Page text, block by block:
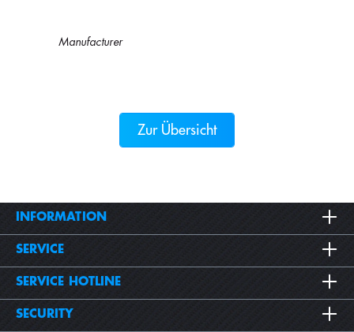
Manufacturer
Zur Übersicht
INFORMATION
SERVICE
SERVICE HOTLINE
SECURITY